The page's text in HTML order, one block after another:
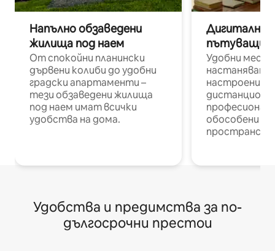
Напълно обзаведени
жилища под наем
От спокойни планински
дървени колиби до удобни
градски апартаменти –
тези обзаведени жилища
под наем имат всички
удобства на дома.
Дигитални
пътуващи
Удобни
настаняване
настроени и
обособени
Удобства и предимства за по-
дългосрочни престои